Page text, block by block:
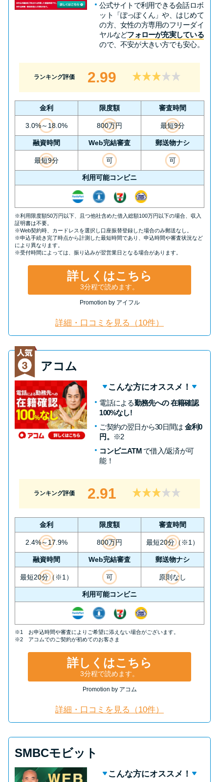
ソフト闇金とは？悪質な手口に
は要注意！
てはいけない理由と借りた場合
の対処法
申し込みブラックとは?判断の目
安や審査に通らない理由
ブラックでもお金を借りるに
は？3つの判断基準と工面法
アコムはブラックでも審査に通
方法
アコムとレイクどっちがいい
の？ カードローンの選び方を徹
底解説！
プロミスの返済方法を徹底解
説！ もっとも便利でお得な返済
方法はどれ？
年収が低い＆他社借入があると
落ちる？バンクイックの口コミ
を分析
みずほ銀行カードローンの問い
合わせ先とシーン別の問い合わ
公式サイトで利用できる会話ロボ
ット「ぽっぽくん」や、はじめて
の方、女性の方専用のフリーダイ
ヤルなどフォローが充実している
ので、不安が大きい方でも安心。
ランキング評価 2.99
金利 限度額 審査時間
3.0%～18.0% 800万円 最短9分
融資時間 Web完結審査 郵送物ナシ
最短9分 可 可
利用可能コンビニ
※利用限度額50万円以下、且つ他社含めた借入総額100万円以下の場合、収入
証明書は不要。
※Web契約時、カードレスを選択し口座振替登録した場合のみ郵送なし。
※申込手続き完了時点から計測した最短時間であり、申込時間や審査状況など
により異なります。
※受付時間によっては、振り込みが翌営業日となる場合があります。
詳しくはこちら
3分程で読めます。
Promotion by アイフル
詳細・口コミを見る（10件）
アコム
こんな方にオススメ！
電話による勤務先への 在籍確認
100%なし!
ご契約の翌日から30日間は 金利0
円。
※2
コンビニATM で借入/返済が可
能！
ランキング評価 2.91
金利 限度額 審査時間
2.4%～17.9% 800万円 最短20分（※1）
融資時間 Web完結審査 郵送物ナシ
最短20分（※1） 可 原則なし
利用可能コンビニ
※1 お申込時間や審査によりご希望に添えない場合がございます。
※2 アコムでのご契約が初めてのお客さま
詳しくはこちら
3分程で読めます。
Promotion by アコム
詳細・口コミを見る（10件）
SMBCモビット
こんな方にオススメ！